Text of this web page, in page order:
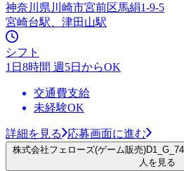
神奈川県川崎市宮前区馬絹1-9-5
宮崎台駅、津田山駅
シフト
1日8時間 週5日からOK
交通費支給
未経験OK
詳細を見る 応募画面に進む
株式会社フェローズ(ゲーム販売
人を見る